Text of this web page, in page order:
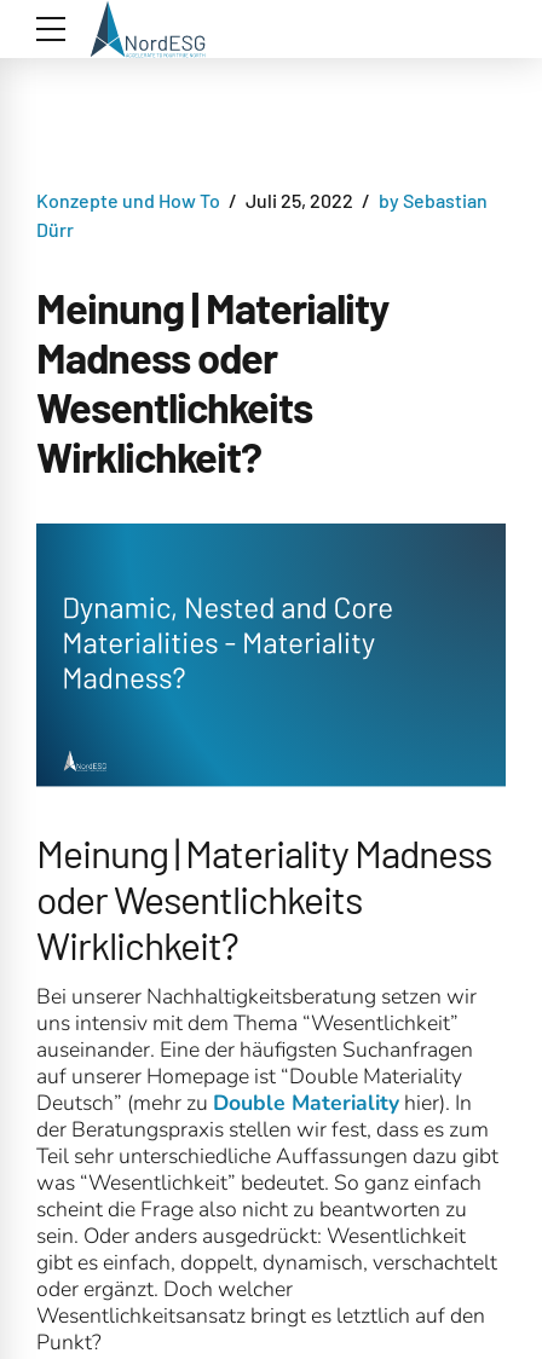
Konzepte und How To Juli 25, 2022
by Sebastian
Dürr
Meinung | Materiality
Madness oder
Wesentlichkeits
Wirklichkeit?
Meinung | Materiality Madness
oder Wesentlichkeits
Wirklichkeit?
Bei unserer Nachhaltigkeitsberatung setzen wir
uns intensiv mit dem Thema “Wesentlichkeit”
auseinander. Eine der häufigsten Suchanfragen
auf unserer Homepage ist “Double Materiality
Deutsch” (mehr zu Double Materiality hier). In
der Beratungspraxis stellen wir fest, dass es zum
Teil sehr unterschiedliche Auffassungen dazu gibt
was “Wesentlichkeit” bedeutet. So ganz einfach
scheint die Frage also nicht zu beantworten zu
sein. Oder anders ausgedrückt: Wesentlichkeit
gibt es einfach, doppelt, dynamisch, verschachtelt
oder ergänzt. Doch welcher
Wesentlichkeitsansatz bringt es letztlich auf den
Punkt?